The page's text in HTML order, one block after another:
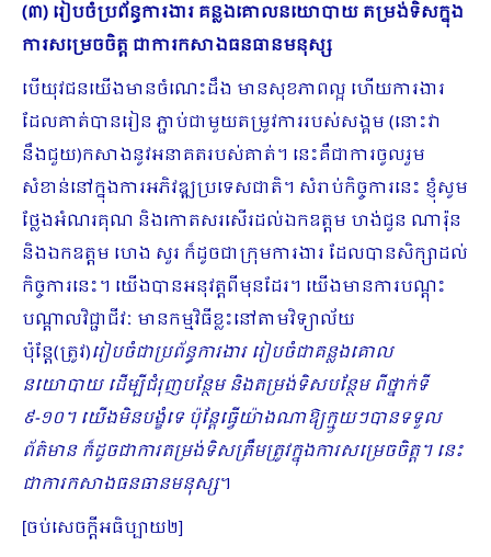
(៣) រៀបចំប្រព័ន្ធការងារ គន្លងគោលនយោបាយ តម្រង់ទិសក្នុង
ការសម្រេចចិត្ត ជាការកសាងធនធានមនុស្ស
បើយុវជនយើងមានចំណេះដឹង មានសុខភាពល្អ ហើយការងារ
ដែលគាត់បានរៀន ភ្ជាប់ជាមួយតម្រូវការរបស់សង្គម (នោះវា
នឹងជួយ)កសាងនូវអនាគតរបស់គាត់។ នេះគឺជាការចូលរួម
សំខាន់នៅក្នុងការអភិវឌ្ឍប្រទេសជាតិ។ សំរាប់កិច្ចការនេះ ខ្ញុំសូម
ថ្លែងអំណរគុណ និងកោតសរសើរដល់ឯកឧត្តម ហង់ជួន ណារ៉ុន
និងឯកឧត្តម ហេង សួរ ក៏ដូចជាក្រុមការងារ ដែលបានសិក្សាដល់
កិច្ចការនេះ។ យើងបានអនុវត្តពីមុនដែរ។ យើងមានការបណ្ដុះ
បណ្ដាលវិជ្ជាជីវៈ មានកម្មវិធីខ្លះនៅតាមវិទ្យាល័យ
ប៉ុន្តែ(ត្រូវ)រៀបចំជាប្រព័ន្ធការងារ រៀបចំជាគន្លងគោល
នយោបាយ ដើម្បីជំរុញបន្ថែម និងតម្រង់ទិសបន្ថែម ពីថ្នាក់ទី
៩-១០។ យើងមិនបង្ខំទេ ប៉ុន្តែធ្វើយ៉ាងណាឱ្យក្មួយៗបានទទួល
ព័ត៌មាន ក៏ដូចជាការតម្រង់ទិសត្រឹមត្រូវក្នុងការសម្រេចចិត្ត។ នេះ
ជាការកសាងធនធានមនុស្ស។
[ចប់សេចក្ដីអធិប្បាយ២]